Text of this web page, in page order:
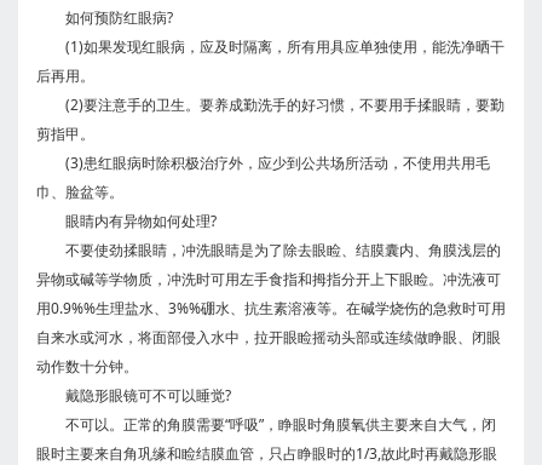
如何预防红眼病?
(1)如果发现红眼病，应及时隔离，所有用具应单独使用，能洗净晒干
后再用。
(2)要注意手的卫生。要养成勤洗手的好习惯，不要用手揉眼睛，要勤
剪指甲。
(3)患红眼病时除积极治疗外，应少到公共场所活动，不使用共用毛
巾、脸盆等。
眼睛内有异物如何处理?
不要使劲揉眼睛，冲洗眼睛是为了除去眼睑、结膜囊内、角膜浅层的
异物或碱等学物质，冲洗时可用左手食指和拇指分开上下眼睑。冲洗液可
用0.9%%生理盐水、3%%硼水、抗生素溶液等。在碱学烧伤的急救时可用
自来水或河水，将面部侵入水中，拉开眼睑摇动头部或连续做睁眼、闭眼
动作数十分钟。
戴隐形眼镜可不可以睡觉?
不可以。正常的角膜需要“呼吸”，睁眼时角膜氧供主要来自大气，闭
眼时主要来自角巩缘和睑结膜血管，只占睁眼时的1/3,故此时再戴隐形眼